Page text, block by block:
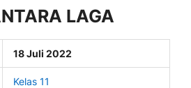
LAGA
18 Juli 2022
Kelas 11